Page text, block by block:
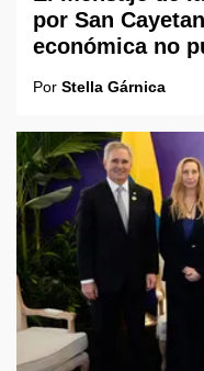
por San
económica no
Por Stella Gárnica